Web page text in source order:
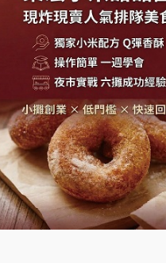
自助洗衣店誠徵代洗收送
(台中市)
MUSHEN徵SPA美容芳療師
日十。早午食加盟說明會
拾鑶火鍋加盟說明會
雞咕雞咕加盟說明會
TEA TOP加盟說明會
珍好味臭臭鍋加盟說明會
藍象廷泰式火鍋加盟說明
日十。早午食加盟說明會
上宇林加盟說明會